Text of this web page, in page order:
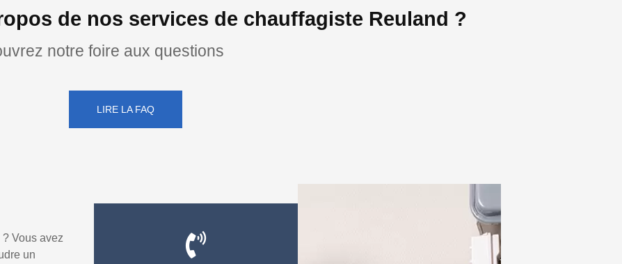
de nos services de chauffagiste Reuland ?
notre foire aux questions
LIRE LA FAQ
Vous avez
un